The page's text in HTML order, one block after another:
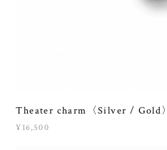
Theater charm〈Silver / Gold〉
¥16,500